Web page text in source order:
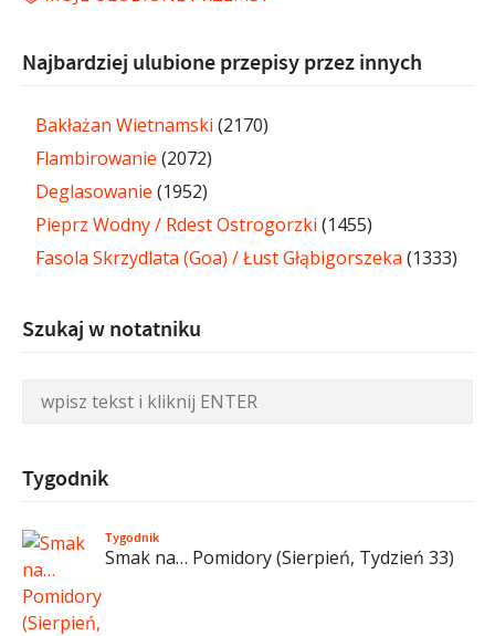
Najbardziej ulubione przepisy przez innych
Bakłażan Wietnamski (2170)
Flambirowanie (2072)
Deglasowanie (1952)
Pieprz Wodny / Rdest Ostrogorzki (1455)
Fasola Skrzydlata (Goa) / Łust Głąbigorszeka (1333)
Szukaj w notatniku
Tygodnik
Tygodnik
Smak na… Pomidory (Sierpień, Tydzień 33)